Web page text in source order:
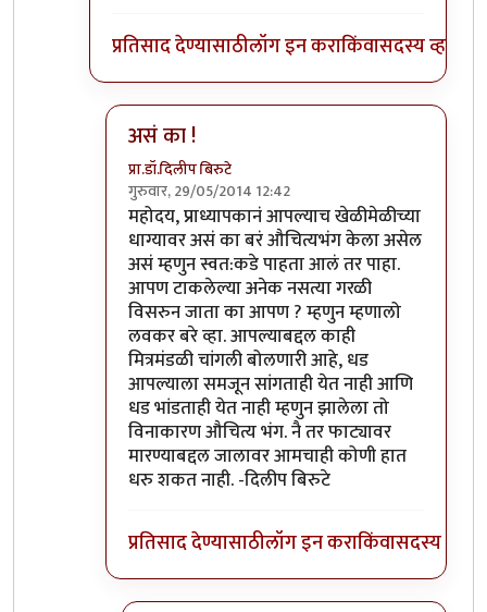
प्रतिसाद देण्यासाठीलॉग इन कराकिंवासदस्य व्हा
असं का !
प्रा.डॉ.दिलीप बिरुटे
गुरुवार, 29/05/2014 12:42
In reply toहे बरे आहे. प्राध्यापक महाशय,by
महोदय, प्राध्यापकानं आपल्याच खेळीमेळीच्या
धाग्यावर असं का बरं औचित्यभंग केला असेल
असं म्हणुन स्वत:कडे पाहता आलं तर पाहा.
आपण टाकलेल्या अनेक नसत्या गरळी
विसरुन जाता का आपण ? म्हणुन म्हणालो
लवकर बरे व्हा. आपल्याबद्दल काही
मित्रमंडळी चांगली बोलणारी आहे, धड
आपल्याला समजून सांगताही येत नाही आणि
धड भांडताही येत नाही म्हणुन झालेला तो
विनाकारण औचित्य भंग. नै तर फाट्यावर
मारण्याबद्दल जालावर आमचाही कोणी हात
धरु शकत नाही. -दिलीप बिरुटे
प्रतिसाद देण्यासाठीलॉग इन कराकिंवासदस्य व्हा